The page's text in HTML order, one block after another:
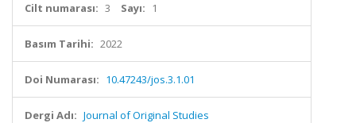
Cilt numarası: 3 Sayı: 1
Basım Tarihi: 2022
Doi Numarası: 10.47243/jos.3.1.01
Dergi Adı: Journal of Original Studies